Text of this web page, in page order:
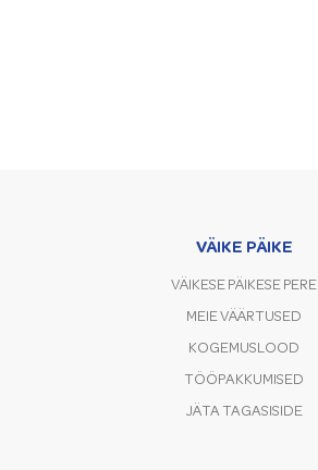
VÄIKE PÄIKE
VÄIKESE PÄIKESE PERE
MEIE VÄÄRTUSED
KOGEMUSLOOD
TÖÖPAKKUMISED
JÄTA TAGASISIDE